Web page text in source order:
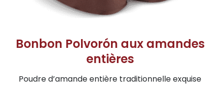
Bonbon Polvorón aux amandes
entières
Poudre d’amande entière traditionnelle exquise